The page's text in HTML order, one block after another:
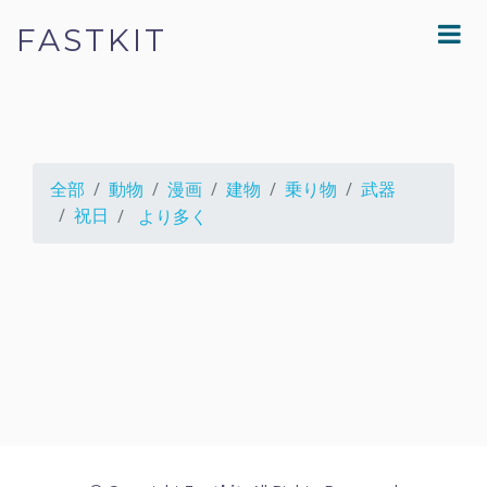
FASTKIT
全部 動物 漫画 建物 乗り物
武器
祝日
より多く